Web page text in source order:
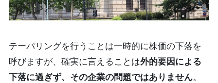
テーパリングを行うことは一時的に株価の下落を
呼びますが、確実に言えることは外的要因による
下落に過ぎず、その企業の問題ではありません。